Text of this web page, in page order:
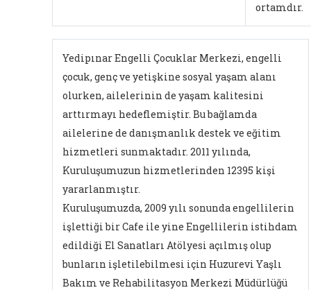
ortamdır.
Yedipınar Engelli Çocuklar Merkezi, engelli
çocuk, genç ve yetişkine sosyal yaşam alanı
olurken, ailelerinin de yaşam kalitesini
arttırmayı hedeflemiştir. Bu bağlamda
ailelerine de danışmanlık destek ve eğitim
hizmetleri sunmaktadır. 2011 yılında,
Kuruluşumuzun hizmetlerinden 12395 kişi
yararlanmıştır.
Kuruluşumuzda, 2009 yılı sonunda engellilerin
işlettiği bir Cafe ile yine Engellilerin istihdam
edildiği El Sanatları Atölyesi açılmış olup
bunların işletilebilmesi için Huzurevi Yaşlı
Bakım ve Rehabilitasyon Merkezi Müdürlüğü